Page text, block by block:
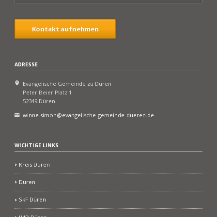
Kontakt aufnehmen
ADRESSE
Evangelische Gemeinde zu Düren
Peter Beier Platz 1
52349 Düren
winne.simon@evangelische-gemeinde-dueren.de
WICHTIGE LINKS
Kreis Düren
Düren
SkF Düren